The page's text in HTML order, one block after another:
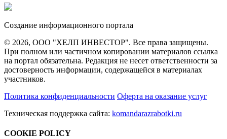
Создание информационного портала
© 2026, ООО "ХЕЛП ИНВЕСТОР". Все права защищены.
При полном или частичном копировании материалов ссылка
на портал обязательна. Редакция не несет ответственности за
достоверность информации, содержащейся в материалах
участников.
Политика конфиденциальности Оферта на оказание услуг
Техническая поддержка сайта: komandarazrabotki.ru
COOKIE POLICY